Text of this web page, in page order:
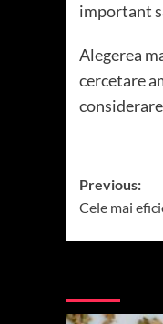
important
Alegerea
cercetare
Post
Previous:
Cele mai